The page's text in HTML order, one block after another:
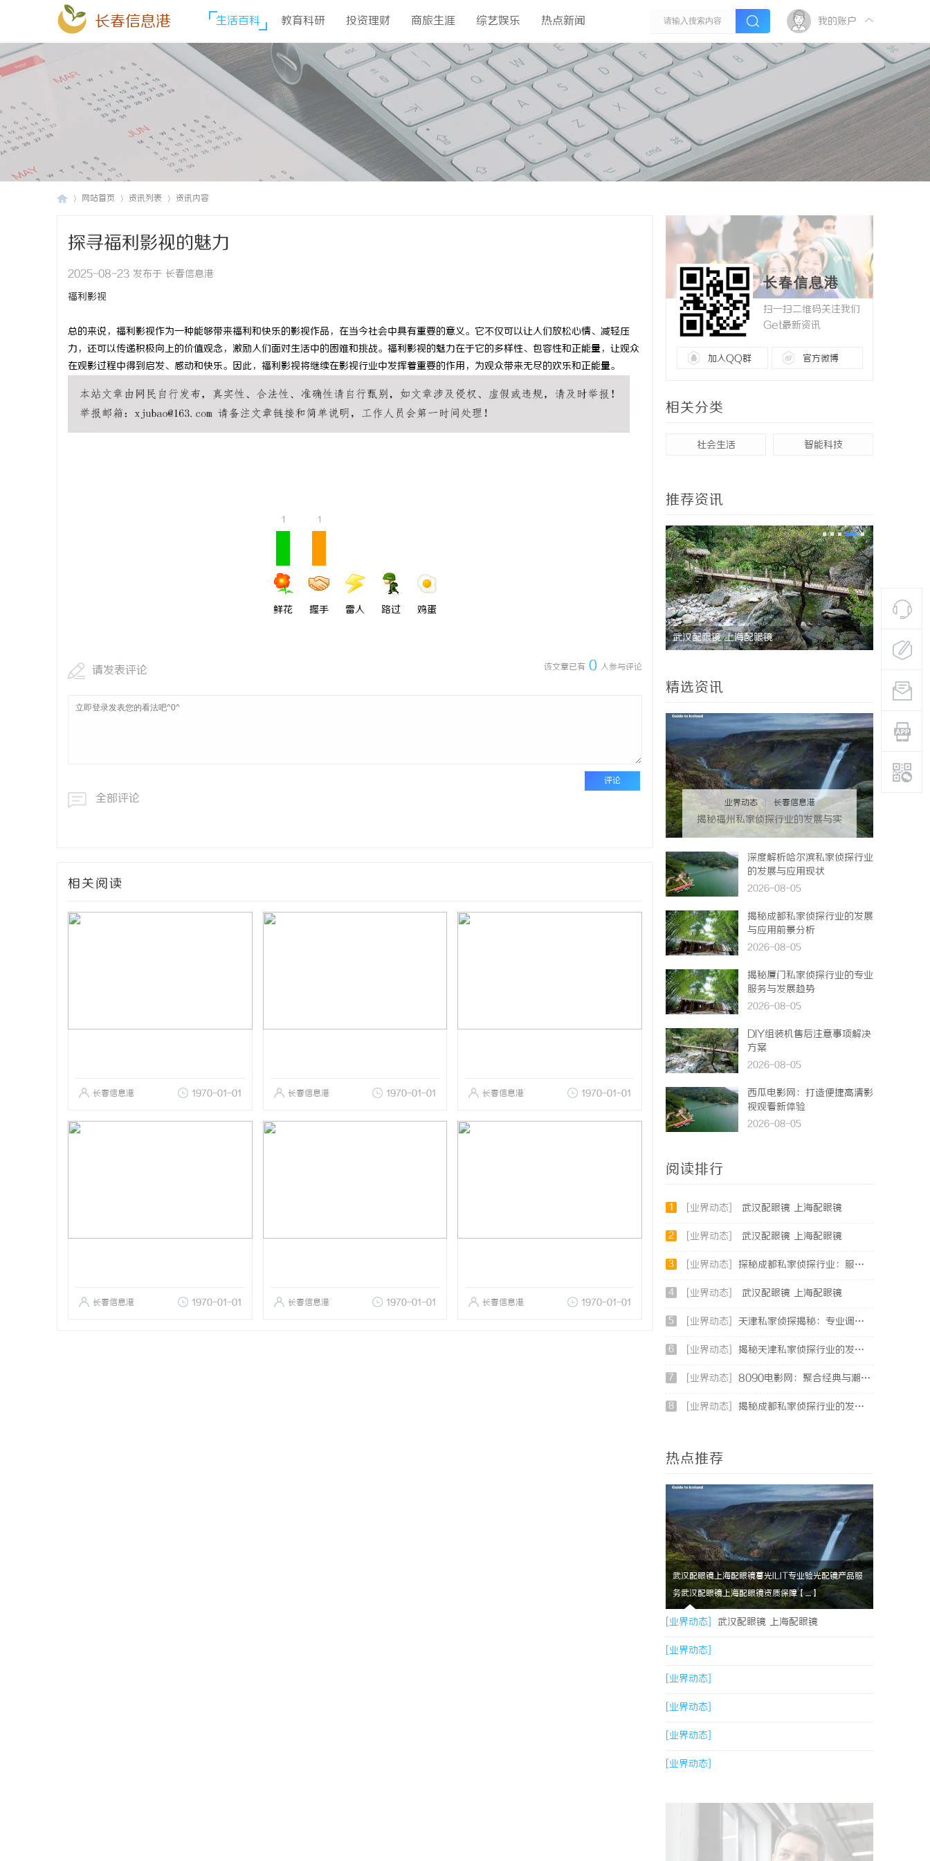
长春信息港 生活百科 教育科研 投资理财 商旅生涯 综艺娱乐 热点新闻 我的账户
网站首页 资讯列表 资讯内容
探寻福利影视的魅力
2025-08-23 发布于 长春信息港
福利影视
总的来说，福利影视作为一种能够带来福利和快乐的影视作品，在当今社会中具有重要的意义。它不仅可以让人们放松心情、减轻压
力，还可以传递积极向上的价值观念，激励人们面对生活中的困难和挑战。福利影视的魅力在于它的多样性、包容性和正能量，让观众
在观影过程中得到启发、感动和快乐。因此，福利影视将继续在影视行业中发挥着重要的作用，为观众带来无尽的欢乐和正能量。
1
鲜花
1
握手 雷人 路过 鸡蛋
该文章已有 0 人参与评论
请发表评论
评论
全部评论
相关阅读
长春信息港 1970-01-01 长春信息港 1970-01-01 长春信息港 1970-01-01
长春信息港 1970-01-01 长春信息港 1970-01-01 长春信息港 1970-01-01
长春信息港
扫一扫二维码关注我们
Get最新资讯
加入QQ群 官方微博
相关分类
社会生活 智能科技
推荐资讯
武汉配眼镜 上海配眼镜 揭秘成都
疑惑
精选资讯
业界动态 长春信息港
揭秘福州私家侦探行业的发展与实
际应用全解析
深度解析哈尔滨私家侦探行业
的发展与应用现状
2026-08-05
揭秘成都私家侦探行业的发展
与应用前景分析
2026-08-05
揭秘厦门私家侦探行业的专业
服务与发展趋势
2026-08-05
DIY组装机售后注意事项解决
方案
2026-08-05
西瓜电影网：打造便捷高清影
视观看新体验
2026-08-05
阅读排行
1 [业界动态] 武汉配眼镜 上海配眼镜
2 [业界动态] 武汉配眼镜 上海配眼镜
3 [业界动态] 探秘成都私家侦探行业：服务、案例与市场现状全面解析
4 [业界动态] 武汉配眼镜 上海配眼镜
5 [业界动态] 天津私家侦探揭秘：专业调查服务与行业现状详细解析
6 [业界动态] 揭秘天津私家侦探行业的发展与服务全解析
7 [业界动态] 8090电影网：聚合经典与潮流，打造专属你的观影天堂
8 [业界动态] 揭秘成都私家侦探行业的发展与应用现状全解析
热点推荐
武汉配眼镜上海配眼镜暮光ILIT专业验光配镜产品服
务武汉配眼镜上海配眼镜资质保障【....】
[业界动态] 武汉配眼镜 上海配眼镜
[业界动态]
[业界动态]
[业界动态]
[业界动态]
[业界动态]